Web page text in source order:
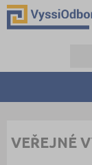
VEŘEJNÉ